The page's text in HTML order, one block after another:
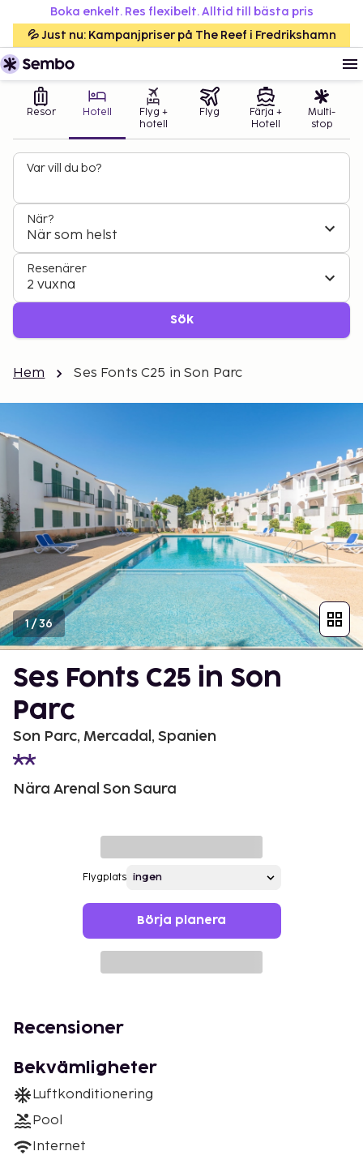
Boka enkelt. Res flexibelt. Alltid till bästa pris
💦 Just nu: Kampanjpriser på The Reef i Fredrikshamn
Resor Hotell
Flyg +
hotell
Flyg
Färja +
Hotell
Multi-
stop
Var vill du bo?
När?
När som helst
Resenärer
2 vuxna
Sök
Hem Ses Fonts C25 in Son Parc
1/36
Ses Fonts C25 in Son
Parc
Son Parc, Mercadal, Spanien
Nära Arenal Son Saura
Flygplats
Börja planera
Recensioner
Bekvämligheter
Luftkonditionering
Pool
Internet